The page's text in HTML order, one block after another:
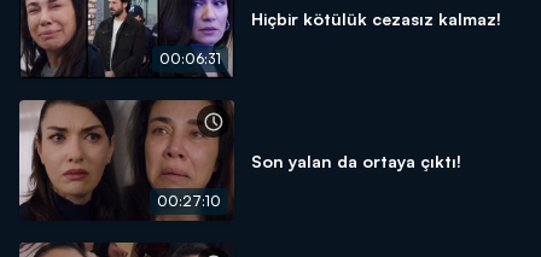
00:06:31
Hiçbir kötülük cezasız kalmaz!
00:27:10
Son yalan da ortaya çıktı!